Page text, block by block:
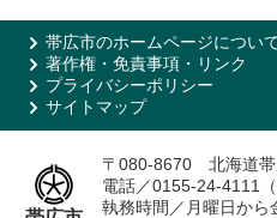
帯広市のホームページについ
著作権・免責事項・リンク
プライバシーポリシー
サイトマップ
〒080-8670 北海道帯
電話／0155-24-4111（
執務時間／月曜日か